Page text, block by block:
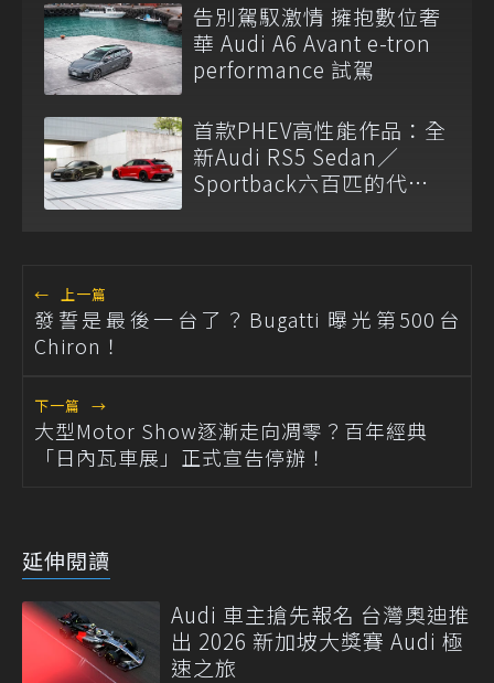
告別駕馭激情 擁抱數位奢
華 Audi A6 Avant e-tron
performance 試駕
首款PHEV高性能作品：全
新Audi RS5 Sedan／
Sportback六百匹的代價
← 上一篇
發誓是最後一台了？Bugatti 曝光第500台
Chiron！
下一篇 →
大型Motor Show逐漸走向凋零？百年經典
「日內瓦車展」正式宣告停辦！
延伸閱讀
Audi 車主搶先報名 台灣奧迪推
出 2026 新加坡大獎賽 Audi 極
速之旅